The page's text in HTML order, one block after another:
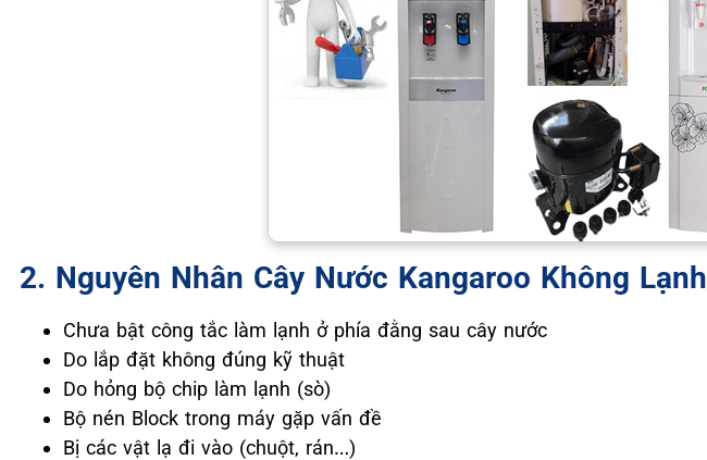
2. Nguyên Nhân Cây Nước Kangaroo Không Lạnh
Chưa bật công tắc làm lạnh ở phía đằng sau cây nước
Do lắp đặt không đúng kỹ thuật
Do hỏng bộ chip làm lạnh (sò)
Bộ nén Block trong máy gặp vấn đề
Bị các vật lạ đi vào (chuột, rán…)